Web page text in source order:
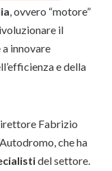
, ovvero “motore”
il
innovare
e della
Fabrizio
che ha
del settore.